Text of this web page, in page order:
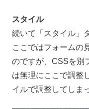
スタイル
続いて「スタイル」
ここではフォームの
のですが、CSSを別
は無理にここで調整
イルで調整してしま